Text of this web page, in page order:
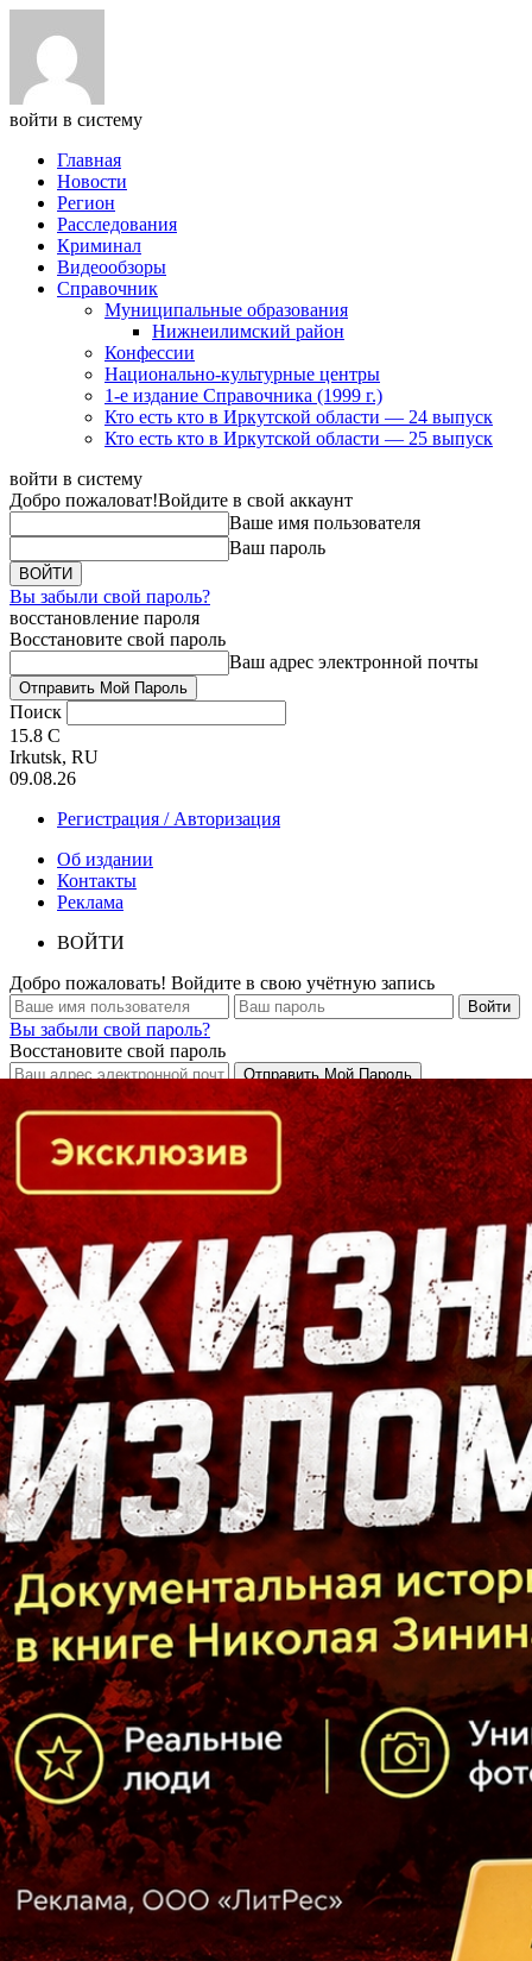
войти в систему
Главная
Новости
Регион
Расследования
Криминал
Видеообзоры
Справочник
Муниципальные образования
Нижнеилимский район
Конфессии
Национально-культурные центры
1-е издание Справочника (1999 г.)
Кто есть кто в Иркутской области — 24 выпуск
Кто есть кто в Иркутской области — 25 выпуск
войти в систему
Добро пожаловат!Войдите в свой аккаунт
Ваше имя пользователя
Ваш пароль
Вы забыли свой пароль?
восстановление пароля
Восстановите свой пароль
Ваш адрес электронной почты
Поиск
15.8 C
Irkutsk, RU
09.08.26
Регистрация / Авторизация
Об издании
Контакты
Реклама
ВОЙТИ
Добро пожаловать! Войдите в свою учётную запись
Вы забыли свой пароль?
Восстановите свой пароль
Кто есть кто в Байкальском регионе